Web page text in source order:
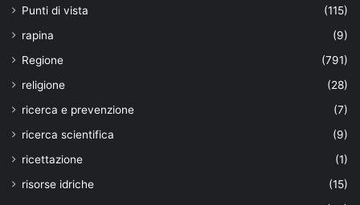
Punti di vista
(115)
rapina
(9)
Regione
(791)
religione
(28)
ricerca e prevenzione
(7)
ricerca scientifica
(9)
ricettazione
(1)
risorse idriche
(15)